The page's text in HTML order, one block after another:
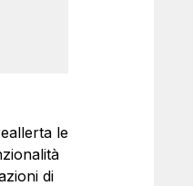
le
di